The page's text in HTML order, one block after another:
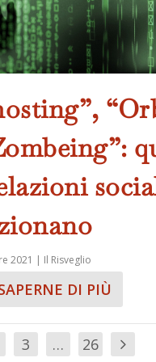
2021 | Il Risveglio
DI PIÙ
3 … 26